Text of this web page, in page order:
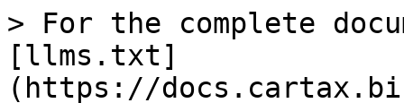
> For the complete
[llms.txt]
(https://